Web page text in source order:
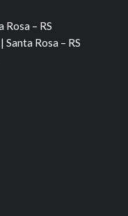
Rosa – RS
Rosa – RS